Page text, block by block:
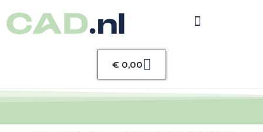
€0,00Warenkorb